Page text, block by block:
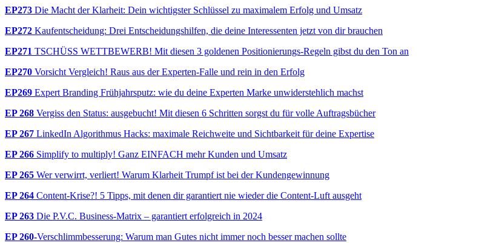
EP273 Die Macht der Klarheit: Dein wichtigster Schlüssel zu maximalem Erfolg und Umsatz
EP272 Kaufentscheidung: Drei Entscheidungshilfen, die deine Interessenten jetzt von dir brauchen
EP271 TSCHÜSS WETTBEWERB! Mit diesen 3 goldenen Positionierungs-Regeln gibst du den Ton an
EP270 Vorsicht Vergleich! Raus aus der Experten-Falle und rein in den Erfolg
EP269 Expert Branding Frühjahrsputz: wie du deine Experten Marke unwiderstehlich machst
EP 268 Vergiss den Status: ausgebucht! Mit diesen 6 Schritten sorgst du für volle Auftragsbücher
EP 267 LinkedIn Algorithmus Hacks: maximale Reichweite und Sichtbarkeit für deine Expertise
EP 266 Simplify to multiply! Ganz EINFACH mehr Kunden und Umsatz
EP 265 Wer verwirrt, verliert! Warum Klarheit Trumpf ist bei der Kundengewinnung
EP 264 Content-Krise?! 5 Tipps, mit denen dir garantiert nie wieder die Content-Luft ausgeht
EP 263 Die P.V.C. Business-Matrix – garantiert erfolgreich in 2024
EP 260-Verschlimmbesserung: Warum man Gutes nicht immer noch besser machen sollte